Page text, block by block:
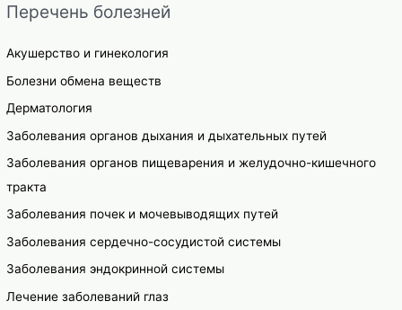
Перечень болезней
Акушерство и гинекология
Болезни обмена веществ
Дерматология
Заболевания органов дыхания и дыхательных путей
Заболевания органов пищеварения и желудочно-кишечного
тракта
Заболевания почек и мочевыводящих путей
Заболевания сердечно-сосудистой системы
Заболевания эндокринной системы
Лечение заболеваний глаз